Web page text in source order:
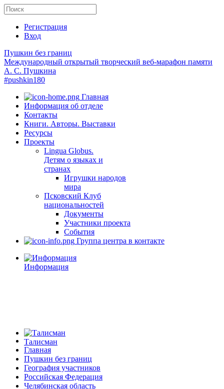
Регистрация
Вход
Пушкин без границ
Международный открытый творческий веб-марафон памяти
А. С. Пушкина
#pushkin180
Главная
Информация об отделе
Контакты
Книги. Авторы. Выставки
Ресурсы
Проекты
Lingua Globus.
Детям о языках и
странах
Игрушки народов
мира
Псковский Клуб
национальностей
Документы
Участники проекта
События
Группа центра в контакте
Информация
Талисман
Главная
Пушкин без границ
География участников
Российская Федерация
Челябинская область